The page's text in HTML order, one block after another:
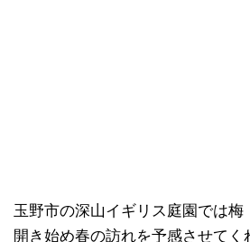
玉野市の深山イギリス庭園では梅
開き始め春の訪れを予感させて